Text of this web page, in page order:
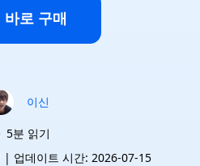
바로 구매
이신
5분 읽기
| 업데이트 시간: 2026-07-15